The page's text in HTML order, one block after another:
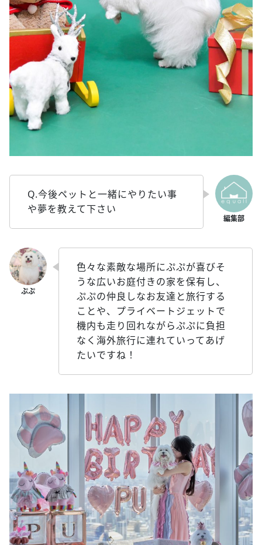
Q.今後ペットと一緒にやりたい事
や夢を教えて下さい
色々な素敵な場所にぷぷが喜びそ
うな広いお庭付きの家を保有し、
ぷぷの仲良しなお友達と旅行する
ことや、プライベートジェットで
機内も走り回れながらぷぷに負担
なく海外旅行に連れていってあげ
たいですね！